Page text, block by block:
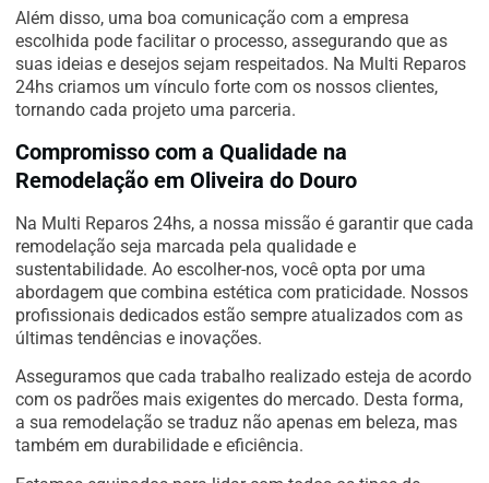
Além disso, uma boa comunicação com a empresa
escolhida pode facilitar o processo, assegurando que as
suas ideias e desejos sejam respeitados. Na Multi Reparos
24hs criamos um vínculo forte com os nossos clientes,
tornando cada projeto uma parceria.
Compromisso com a Qualidade na
Remodelação em Oliveira do Douro
Na Multi Reparos 24hs, a nossa missão é garantir que cada
remodelação seja marcada pela qualidade e
sustentabilidade. Ao escolher-nos, você opta por uma
abordagem que combina estética com praticidade. Nossos
profissionais dedicados estão sempre atualizados com as
últimas tendências e inovações.
Asseguramos que cada trabalho realizado esteja de acordo
com os padrões mais exigentes do mercado. Desta forma,
a sua remodelação se traduz não apenas em beleza, mas
também em durabilidade e eficiência.